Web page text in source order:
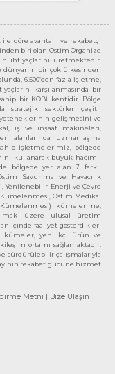
ile göre avantajlı ve rekabetçi
biri olan Ostim Organize
ihtiyaçlarını üretmektedir.
dünyanın bir çok ülkesinden
6.500’den fazla işletme,
karşılanmasında bir
bir KOBİ kentidir. Bölge
stratejik sektörler çeşitli
gelişmesini ve
iş ve inşaat makineleri,
alanlarında uzmanlaşma
işletmelerimiz, bölgede
kullanarak büyük hacimli
bölgede yer alan 7 farklı
Savunma ve Havacılık
Yenilenebilir Enerji ve Çevre
Ostim Medikal
kümelenme,
üzere ulusal üretim
içinde faaliyet gösterdikleri
kümeler, yenilikçi ürün ve
ortamı sağlamaktadır.
çalışmalarıyla
rekabet gücüne hizmet
Metni | Bize Ulaşın